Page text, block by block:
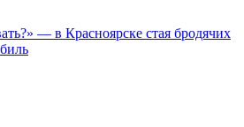
— в Красноярске стая бродячих